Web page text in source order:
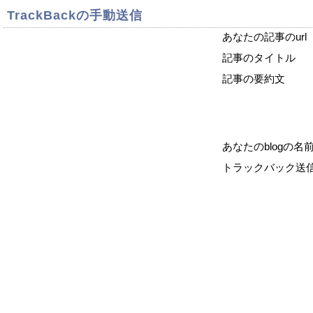
TrackBackの手動送信
あなたの記事のurl
記事のタイトル
記事の要約文
あなたのblogの名
トラックバック送